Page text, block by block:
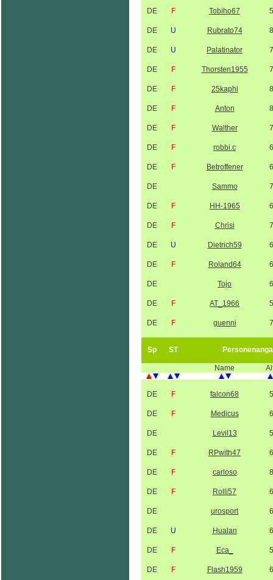
DE F Tobiho67
DE U Rubrato74
DE U Palatinator
DE F Thorsten1955
DE F 25kaphi
DE F Anton
DE F Walther
DE F robbi.c
DE F Betroffener
DE Sammo
DE F HH-1965
DE F Chrisi
DE U Dietrich59
DE F Roland64
DE Tojo
DE F AT_1966
DE F guenni
Sp ST
Name
DE F falcon68
DE F Medicus
DE Levil13
DE F RPwith47
DE F carloso
DE F Rolli57
DE urosport
DE U Hualan
DE F Eca_
DE F Flash1959